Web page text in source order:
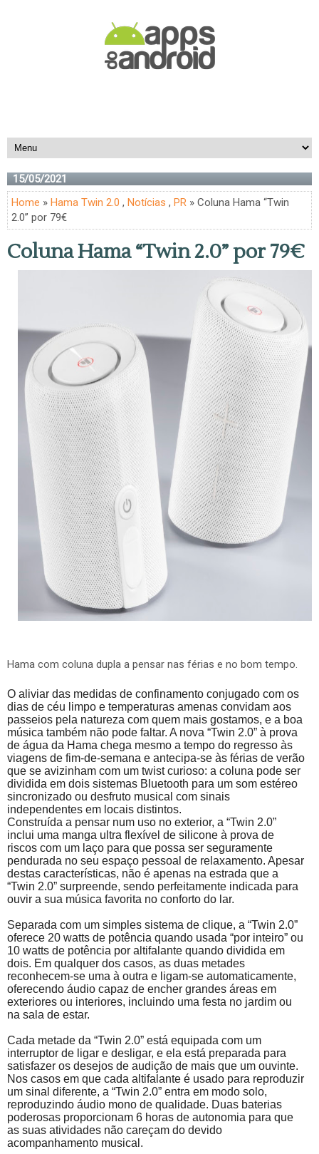
15/05/2021
Home » Hama Twin 2.0 , Notícias , PR » Coluna Hama “Twin
2.0” por 79€
Coluna Hama “Twin 2.0” por 79€
Hama com coluna dupla a pensar nas férias e no bom tempo.
O aliviar das medidas de confinamento conjugado com os
dias de céu limpo e temperaturas amenas convidam aos
passeios pela natureza com quem mais gostamos, e a boa
música também não pode faltar. A nova “Twin 2.0” à prova
de água da Hama chega mesmo a tempo do regresso às
viagens de fim-de-semana e antecipa-se às férias de verão
que se avizinham com um twist curioso: a coluna pode ser
dividida em dois sistemas Bluetooth para um som estéreo
sincronizado ou desfruto musical com sinais
independentes em locais distintos.
Construída a pensar num uso no exterior, a “Twin 2.0”
inclui uma manga ultra flexível de silicone à prova de
riscos com um laço para que possa ser seguramente
pendurada no seu espaço pessoal de relaxamento. Apesar
destas características, não é apenas na estrada que a
“Twin 2.0” surpreende, sendo perfeitamente indicada para
ouvir a sua música favorita no conforto do lar.
Separada com um simples sistema de clique, a “Twin 2.0”
oferece 20 watts de potência quando usada “por inteiro” ou
10 watts de potência por altifalante quando dividida em
dois. Em qualquer dos casos, as duas metades
reconhecem-se uma à outra e ligam-se automaticamente,
oferecendo áudio capaz de encher grandes áreas em
exteriores ou interiores, incluindo uma festa no jardim ou
na sala de estar.
Cada metade da “Twin 2.0” está equipada com um
interruptor de ligar e desligar, e ela está preparada para
satisfazer os desejos de audição de mais que um ouvinte.
Nos casos em que cada altifalante é usado para reproduzir
um sinal diferente, a “Twin 2.0” entra em modo solo,
reproduzindo áudio mono de qualidade. Duas baterias
poderosas proporcionam 6 horas de autonomia para que
as suas atividades não careçam do devido
acompanhamento musical.